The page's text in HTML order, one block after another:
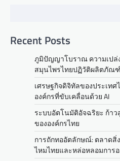
Recent Posts
ภูมิปัญญาโบราณ ความเปล่
สมุนไพรไทยปฏิวัติผลิตภัณฑ์
เศรษฐกิจดิจิทัลของประเท
องค์กรที่ขับเคลื่อนด้วย AI
ระบบอัตโนมัติอัจฉริยะ ก้า
ขององค์กรไทย
การถักทออัตลักษณ์: ตลาดสิ่
ไหมไทยและหล่อหลอมการ